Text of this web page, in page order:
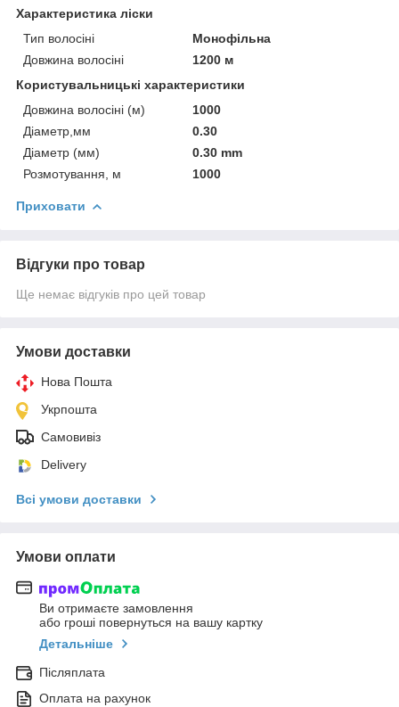
Характеристика ліски
Тип волосіні
Монофільна
Довжина волосіні
1200 м
Користувальницькі характеристики
Довжина волосіні (м)
1000
Діаметр,мм
0.30
Діаметр (мм)
0.30 mm
Розмотування, м
1000
Приховати
Відгуки про товар
Ще немає відгуків про цей товар
Умови доставки
Нова Пошта
Укрпошта
Самовивіз
Delivery
Всі умови доставки
Умови оплати
Ви отримаєте замовлення
або гроші повернуться на вашу картку
Детальніше
Післяплата
Оплата на рахунок